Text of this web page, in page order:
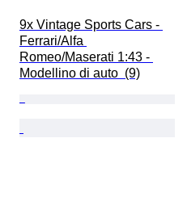
9x Vintage Sports Cars -
Ferrari/Alfa
Romeo/Maserati 1:43 -
Modellino di auto  (9)